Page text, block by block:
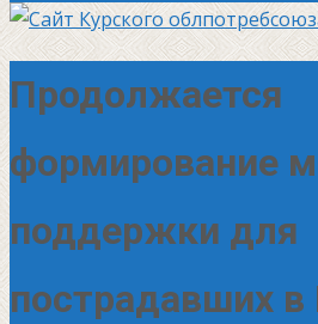
Продолжается
формирование
поддержки для
пострадавших в